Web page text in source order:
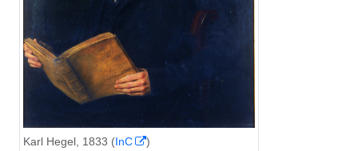
Karl Hegel, 1833 (InC )